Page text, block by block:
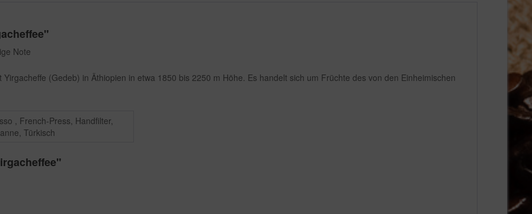
Note
(Gedeb) in Äthiopien in etwa 1850 bis 2250 m Höhe. Es handelt sich um Früchte des von den Einheimischen
, French-Press, Handfilter,
Türkisch